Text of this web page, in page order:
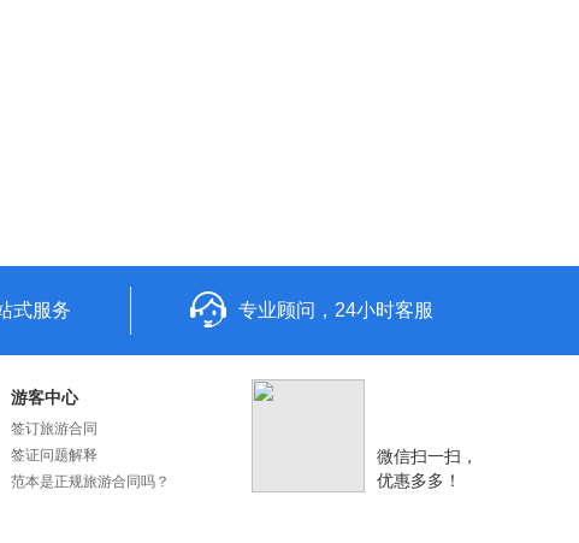
式服务 专业顾问，24小时客服
游客中心
签订旅游合同
签证问题解释
范本是正规旅游合同吗？
微信扫一扫，
优惠多多！